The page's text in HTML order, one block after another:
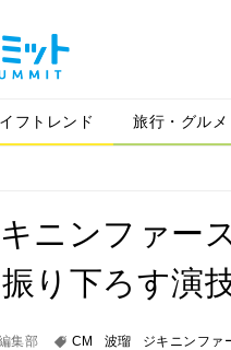
フトレンド 旅行・グルメ
ニンファー
り下ろす演
集部 CM 波瑠 ジキニンファ